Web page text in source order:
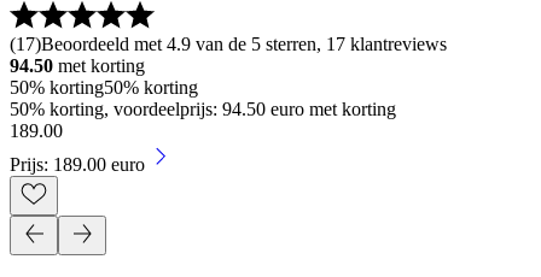
(17)Beoordeeld met 4.9 van de 5 sterren, 17 klantreviews
94.50 met korting
50% korting50% korting
50% korting, voordeelprijs: 94.50 euro met korting
189.00
Prijs: 189.00 euro